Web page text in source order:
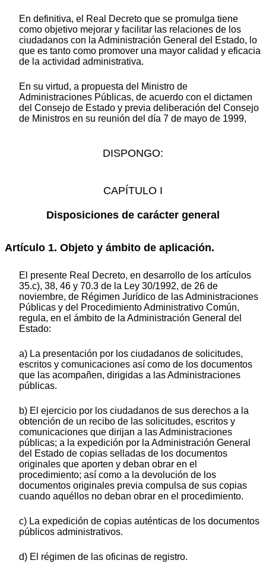
En definitiva, el Real Decreto que se promulga tiene
como objetivo mejorar y facilitar las relaciones de los
ciudadanos con la Administración General del Estado, lo
que es tanto como promover una mayor calidad y eficacia
de la actividad administrativa.
En su virtud, a propuesta del Ministro de
Administraciones Públicas, de acuerdo con el dictamen
del Consejo de Estado y previa deliberación del Consejo
de Ministros en su reunión del día 7 de mayo de 1999,
DISPONGO:
CAPÍTULO I
Disposiciones de carácter general
Artículo 1. Objeto y ámbito de aplicación.
El presente Real Decreto, en desarrollo de los artículos
35.c), 38, 46 y 70.3 de la Ley 30/1992, de 26 de
noviembre, de Régimen Jurídico de las Administraciones
Públicas y del Procedimiento Administrativo Común,
regula, en el ámbito de la Administración General del
Estado:
a) La presentación por los ciudadanos de solicitudes,
escritos y comunicaciones así como de los documentos
que las acompañen, dirigidas a las Administraciones
públicas.
b) El ejercicio por los ciudadanos de sus derechos a la
obtención de un recibo de las solicitudes, escritos y
comunicaciones que dirijan a las Administraciones
públicas; a la expedición por la Administración General
del Estado de copias selladas de los documentos
originales que aporten y deban obrar en el
procedimiento; así como a la devolución de los
documentos originales previa compulsa de sus copias
cuando aquéllos no deban obrar en el procedimiento.
c) La expedición de copias auténticas de los documentos
públicos administrativos.
d) El régimen de las oficinas de registro.